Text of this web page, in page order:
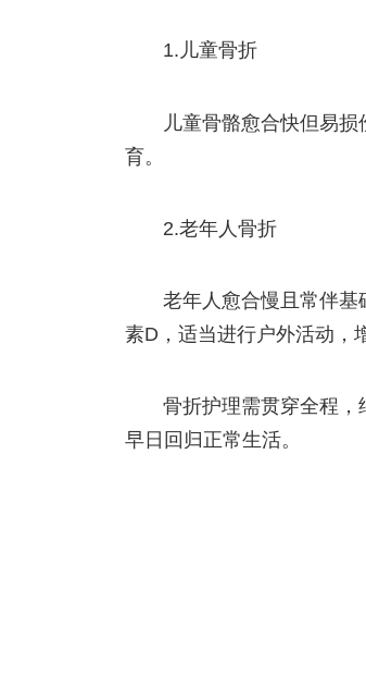
1.儿童骨折
儿童骨骼愈合快但易
育。
2.老年人骨折
老年人愈合慢且常伴基
素D，适当进行户外活动，
骨折护理需贯穿全程
早日回归正常生活。